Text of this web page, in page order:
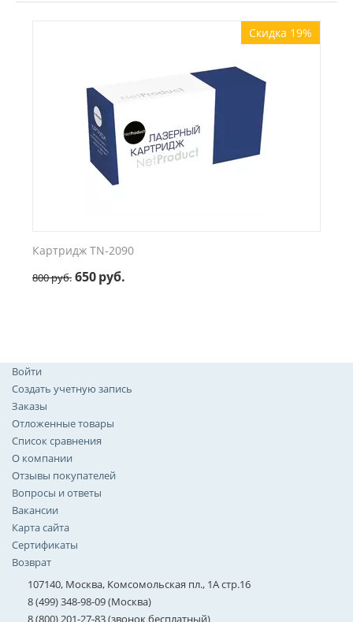
Скидка 19%
Картридж TN-2090
800руб. 650руб.
Войти
Создать учетную запись
Заказы
Отложенные товары
Список сравнения
О компании
Отзывы покупателей
Вопросы и ответы
Вакансии
Карта сайта
Сертификаты
Возврат
107140, Москва, Комсомольская пл., 1А стр.16
8 (499) 348-98-09 (Москва)
8 (800) 201-27-83 (звонок бесплатный)